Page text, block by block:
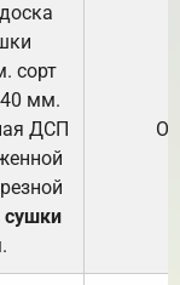
сорт
мм.
ДСП
сушки